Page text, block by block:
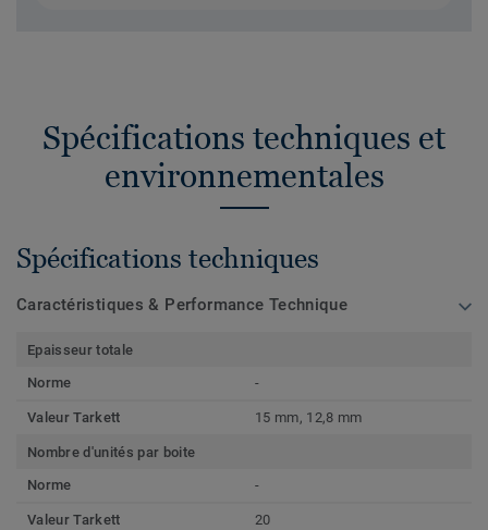
Spécifications techniques et
environnementales
Spécifications techniques
Caractéristiques & Performance Technique
Epaisseur totale
Norme
-
Valeur Tarkett 15 mm, 12,8 mm
Nombre d'unités par boite
Norme
-
Valeur Tarkett 20